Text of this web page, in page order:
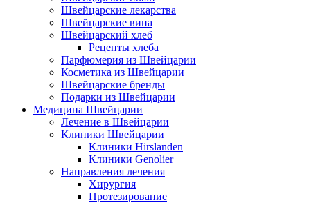
Швейцарские лекарства
Швейцарские вина
Швейцарский хлеб
Рецепты хлеба
Парфюмерия из Швейцарии
Косметика из Швейцарии
Швейцарские бренды
Подарки из Швейцарии
Медицина Швейцарии
Лечение в Швейцарии
Клиники Швейцарии
Клиники Hirslanden
Клиники Genolier
Направления лечения
Хирургия
Протезирование